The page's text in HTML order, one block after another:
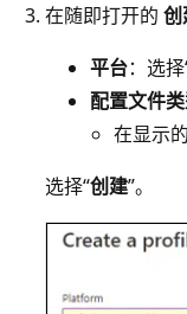
在随即打开的 创
平台：选择
配置文件
在显示的
选择“创建”。